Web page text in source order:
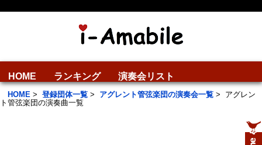
HOME ランキング 演奏会リスト
HOME > 登録団体一覧 > アグレント管弦楽団の演奏会一覧 > アグレン
ト管弦楽団の演奏曲一覧